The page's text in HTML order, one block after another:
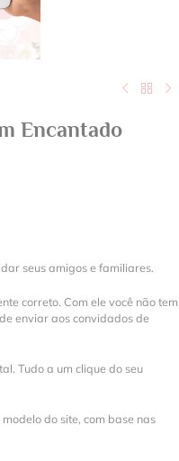
Encantado
seus amigos e familiares.
correto. Com ele você não tem
enviar aos convidados de
Tudo a um clique do seu
do site, com base nas